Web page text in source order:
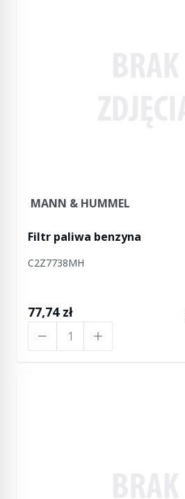
MANN & HUMMEL
Filtr paliwa benzyna
C2Z7738MH
77,74 zł